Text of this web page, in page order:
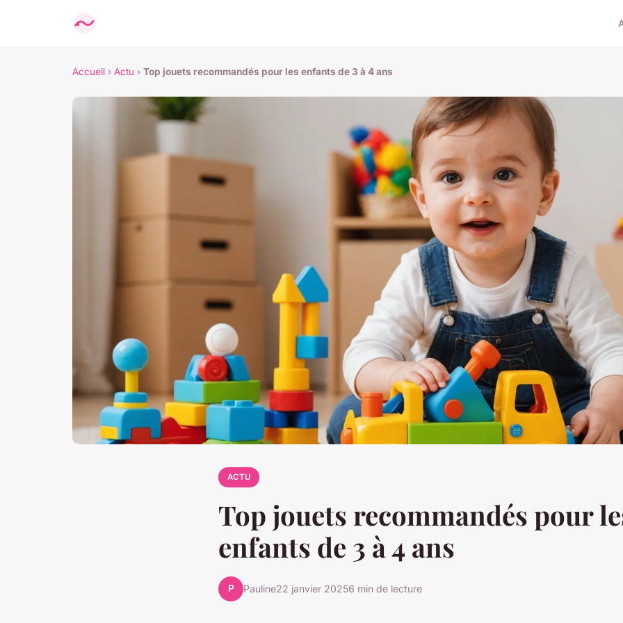
Accueil › Actu › Top jouets recommandés pour les enfants de 3 à 4 ans
ACTU
Top jouets recommandés pour
enfants de 3 à 4 ans
P Pauline22 janvier 20256 min de lecture